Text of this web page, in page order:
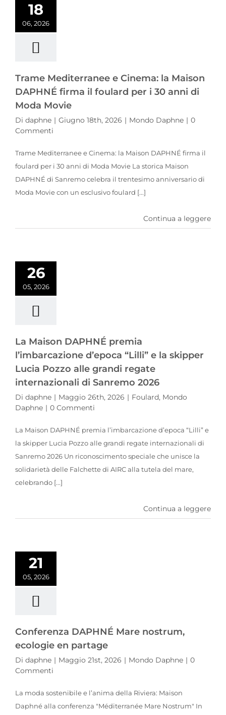
18
06, 2026
Trame Mediterranee e Cinema: la Maison
DAPHNÉ firma il foulard per i 30 anni di
Moda Movie
Di daphne | Giugno 18th, 2026 | Mondo Daphne | 0
Commenti
Trame Mediterranee e Cinema: la Maison DAPHNÉ firma il
foulard per i 30 anni di Moda Movie La storica Maison
DAPHNÉ di Sanremo celebra il trentesimo anniversario di
Moda Movie con un esclusivo foulard [...]
Continua a leggere
26
05, 2026
La Maison DAPHNÉ premia
l’imbarcazione d’epoca “Lilli” e la skipper
Lucia Pozzo alle grandi regate
internazionali di Sanremo 2026
Di daphne | Maggio 26th, 2026 | Foulard, Mondo
Daphne | 0 Commenti
La Maison DAPHNÉ premia l’imbarcazione d’epoca “Lilli” e
la skipper Lucia Pozzo alle grandi regate internazionali di
Sanremo 2026 Un riconoscimento speciale che unisce la
solidarietà delle Falchette di AIRC alla tutela del mare,
celebrando [...]
Continua a leggere
21
05, 2026
Conferenza DAPHNÉ Mare nostrum,
ecologie en partage
Di daphne | Maggio 21st, 2026 | Mondo Daphne | 0
Commenti
La moda sostenibile e l’anima della Riviera: Maison
Daphné alla conferenza "Méditerranée Mare Nostrum" In